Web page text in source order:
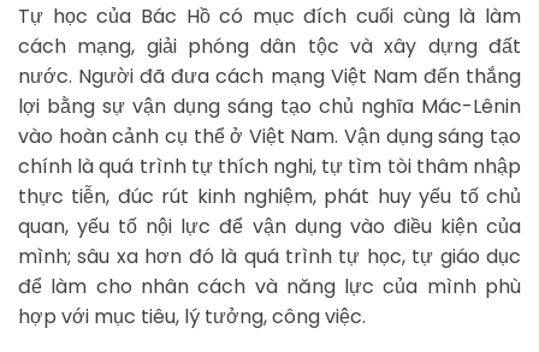
Tự học của Bác Hồ có mục đích cuối cùng là làm
cách mạng, giải phóng dân tộc và xây dựng đất
nước. Người đã đưa cách mạng Việt Nam đến thắng
lợi bằng sự vận dụng sáng tạo chủ nghĩa Mác-Lênin
vào hoàn cảnh cụ thể ở Việt Nam. Vận dụng sáng tạo
chính là quá trình tự thích nghi, tự tìm tòi thâm nhập
thực tiễn, đúc rút kinh nghiệm, phát huy yếu tố chủ
quan, yếu tố nội lực để vận dụng vào điều kiện của
mình; sâu xa hơn đó là quá trình tự học, tự giáo dục
để làm cho nhân cách và năng lực của mình phù
hợp với mục tiêu, lý tưởng, công việc.